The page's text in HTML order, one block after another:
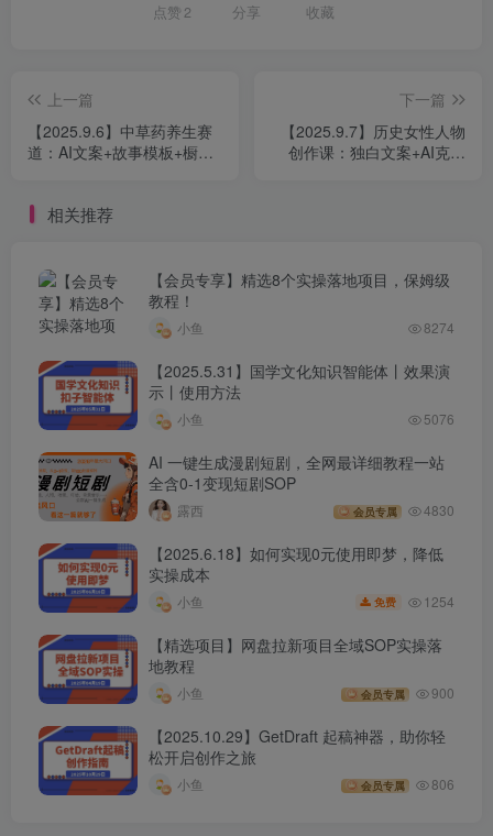
点赞 2 分享 收藏
上一篇
【2025.9.6】中草药养生赛
道：AI文案+故事模板+橱带
下一篇
【2025.9.7】历史女性人物
创作课：独白文案+AI克隆
相关推荐
【会员专享】精选8个实操落地项目，保姆级
教程！
小鱼 8274
【2025.5.31】国学文化知识智能体丨效果演
示丨使用方法
小鱼 5076
AI 一键生成漫剧短剧，全网最详细教程一站
全含0-1变现短剧SOP
露西 会员专属 4830
【2025.6.18】如何实现0元使用即梦，降低
实操成本
小鱼 免费 1254
【精选项目】网盘拉新项目全域SOP实操落
地教程
小鱼 会员专属 900
【2025.10.29】GetDraft 起稿神器，助你轻
松开启创作之旅
小鱼 会员专属 806